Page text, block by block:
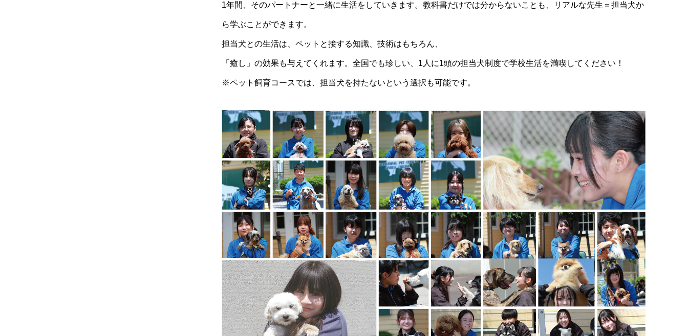
1年間、そのパートナーと一緒に生活をしていきます。教科書だけでは分からないことも、リアルな先生＝担当犬か
ら学ぶことができます。
担当犬との生活は、ペットと接する知識、技術はもちろん、
「癒し」の効果も与えてくれます。全国でも珍しい、1人に1頭の担当犬制度で学校生活を満喫してください！
※ペット飼育コースでは、担当犬を持たないという選択も可能です。